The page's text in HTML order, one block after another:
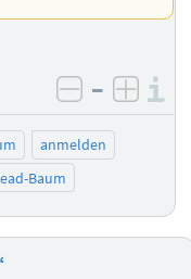
negativ
–
anmelden
Baum